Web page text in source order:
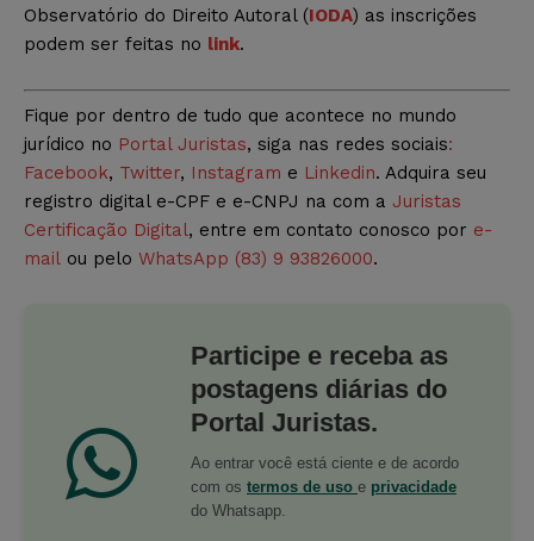
Observatório do Direito Autoral (IODA) as inscrições
podem ser feitas no link.
Fique por dentro de tudo que acontece no mundo
jurídico no Portal Juristas, siga nas redes sociais:
Facebook, Twitter, Instagram e Linkedin. Adquira seu
registro digital e-CPF e e-CNPJ na com a Juristas
Certificação Digital, entre em contato conosco por e-
mail ou pelo WhatsApp (83) 9 93826000.
Participe e receba as
postagens diárias do
Portal Juristas.
Ao entrar você está ciente e de acordo
com os termos de uso e privacidade
do Whatsapp.